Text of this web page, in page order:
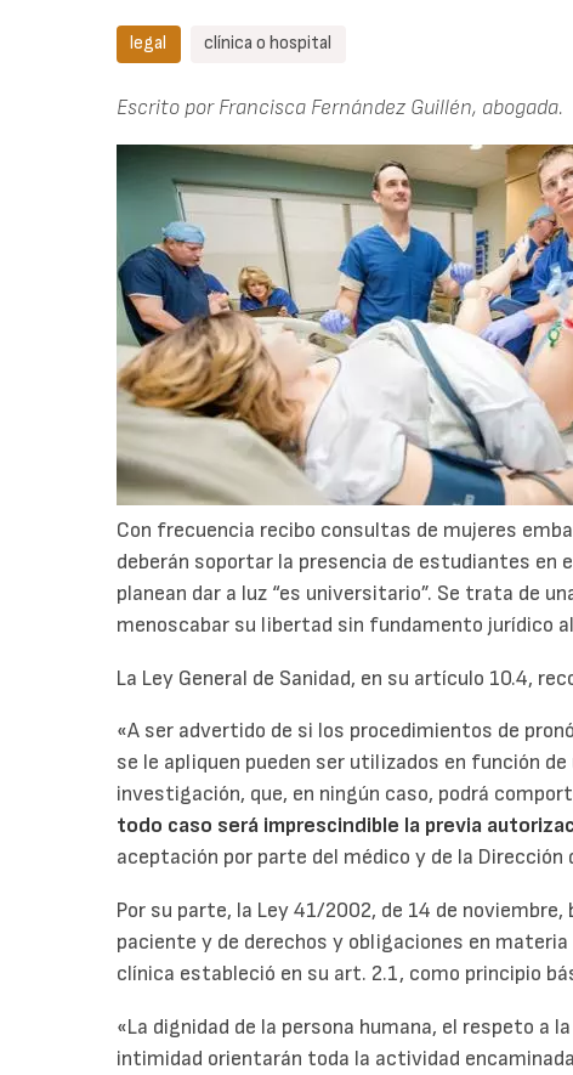
legal clínica o hospital
Escrito por Francisca Fernández Guillén, abogada.
Con frecuencia recibo consultas de mujeres
deberán soportar la presencia de estudiantes en
planean dar a luz “es universitario”. Se trata de
menoscabar su libertad sin fundamento jurídico
La Ley General de Sanidad, en su artículo 10.4,
«A ser advertido de si los procedimientos de
se le apliquen pueden ser utilizados en función
investigación, que, en ningún caso, podrá
todo caso será imprescindible la previa
aceptación por parte del médico y de la
Por su parte, la Ley 41/2002, de 14 de
paciente y de derechos y obligaciones en
clínica estableció en su art. 2.1, como principio
«La dignidad de la persona humana, el respeto a
intimidad orientarán toda la actividad